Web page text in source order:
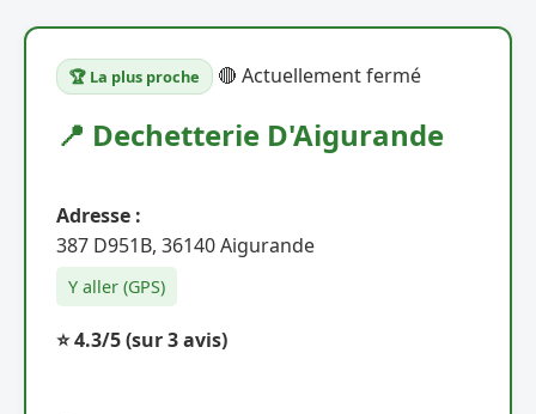
🏆 La plus proche 🔴 Actuellement fermé
📍 Dechetterie D'Aigurande
Adresse :
387 D951B, 36140 Aigurande
Y aller (GPS)
⭐ 4.3/5(sur 3 avis)